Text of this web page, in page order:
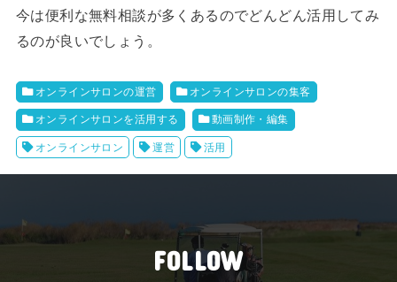
今は便利な無料相談が多くあるのでどんどん活用してみ
るのが良いでしょう。
オンラインサロンの運営 オンラインサロンの集客
オンラインサロンを活用する 動画制作・編集
オンラインサロン 運営 活用
FOLLOW